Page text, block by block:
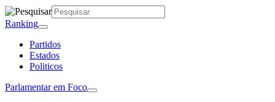
Ranking
Partidos
Estados
Politicos
Parlamentar em Foco